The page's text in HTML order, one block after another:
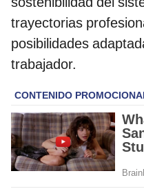
trayectorias
posibilidades
trabajador.